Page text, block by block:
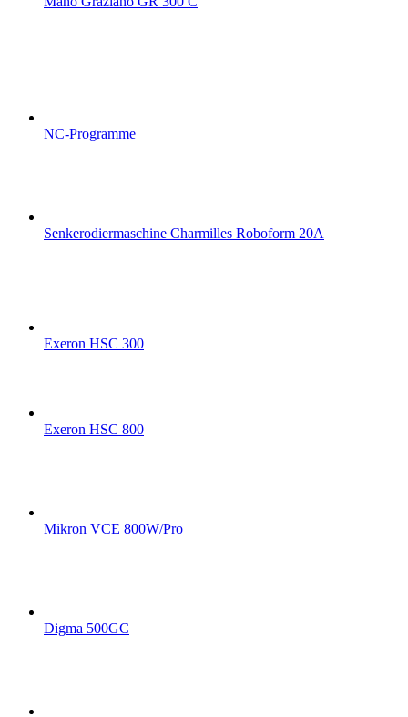
NC-Programme
Senkerodiermaschine Charmilles Roboform 20A
Exeron HSC 300
Exeron HSC 800
Mikron VCE 800W/Pro
Digma 500GC